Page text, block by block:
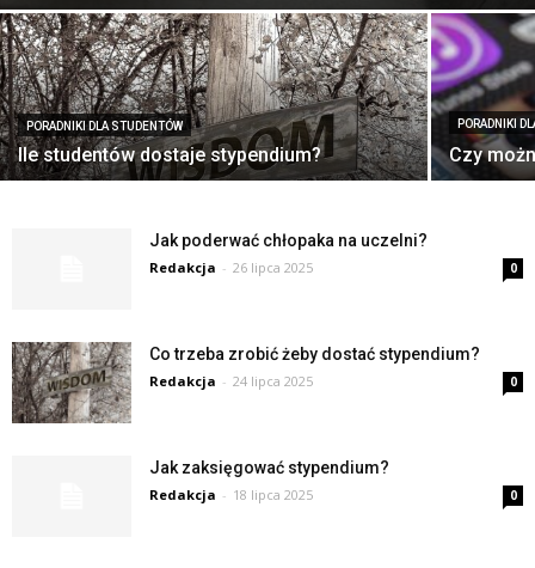
PORADNIKI DLA STUDENTÓW
Ile studentów dostaje stypendium?
PORADNIKI
Czy
Jak poderwać chłopaka na uczelni?
Redakcja - 26 lipca 2025 0
Co trzeba zrobić żeby dostać stypendium?
Redakcja - 24 lipca 2025 0
Jak zaksięgować stypendium?
Redakcja - 18 lipca 2025 0